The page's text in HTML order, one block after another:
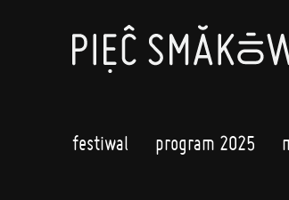
festiwal program 2025